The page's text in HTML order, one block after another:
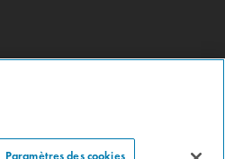
Paramètres des cookies